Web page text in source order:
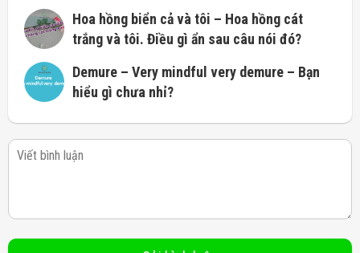
Hoa hồng biển cả và tôi – Hoa hồng cát
trắng và tôi. Điều gì ẩn sau câu nói đó?
Demure – Very mindful very demure – Bạn
hiểu gì chưa nhỉ?